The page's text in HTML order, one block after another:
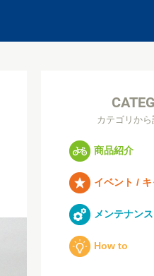
カテゴリか
商品紹介
イベント /
メンテナン
How to